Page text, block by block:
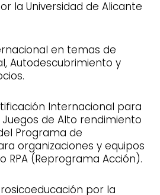
la Universidad de Alicante
en temas de
Autodescubrimiento y
Internacional para
Juegos de Alto rendimiento
Programa de
organizaciones y equipos
RPA (Reprograma Acción).
por la